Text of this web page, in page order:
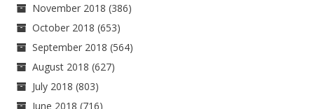
November 2018 (386)
October 2018 (653)
September 2018 (564)
August 2018 (627)
July 2018 (803)
June 2018 (716)